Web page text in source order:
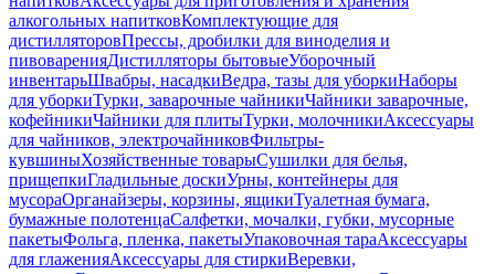
алкогольных напитковКомплектующие для
дистилляторовПрессы, дробилки для виноделия и
пивоваренияДистилляторы бытовыеУборочный
инвентарьШвабры, насадкиВедра, тазы для уборкиНаборы
для уборкиТурки, заварочные чайникиЧайники заварочные,
кофейникиЧайники для плитыТурки, молочникиАксессуары
для чайников, электрочайниковФильтры-
кувшиныХозяйственные товарыСушилки для белья,
прищепкиГладильные доскиУрны, контейнеры для
мусораОрганайзеры, корзины, ящикиТуалетная бумага,
бумажные полотенцаСалфетки, мочалки, губки, мусорные
пакетыФольга, пленка, пакетыУпаковочная тараАксессуары
для глаженияАксессуары для стиркиВеревки,